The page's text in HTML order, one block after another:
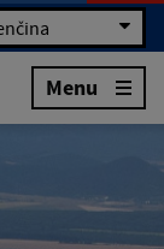
Menu